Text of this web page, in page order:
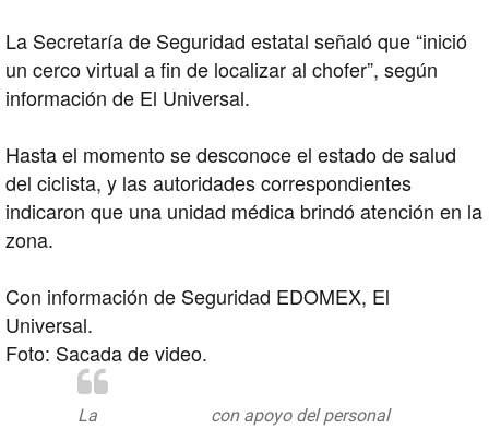
La Secretaría de Seguridad estatal señaló que “inició
un cerco virtual a fin de localizar al chofer”, según
información de El Universal.
Hasta el momento se desconoce el estado de salud
del ciclista, y las autoridades correspondientes
indicaron que una unidad médica brindó atención en la
zona.
Con información de Seguridad EDOMEX, El
Universal.
Foto: Sacada de video.
La
con apoyo del personal